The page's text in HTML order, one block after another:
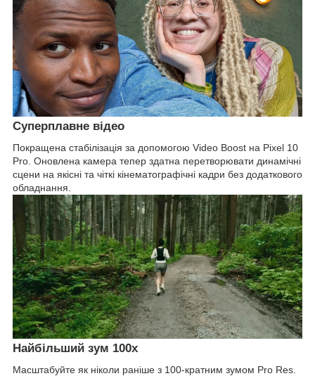
Суперплавне відео
Покращена стабілізація за допомогою Video Boost на Pixel 10
Pro. Оновлена ​​камера тепер здатна перетворювати динамічні
сцени на якісні та чіткі кінематографічні кадри без додаткового
обладнання.
Найбільший зум 100х
Масштабуйте як ніколи раніше з 100-кратним зумом Pro Res.